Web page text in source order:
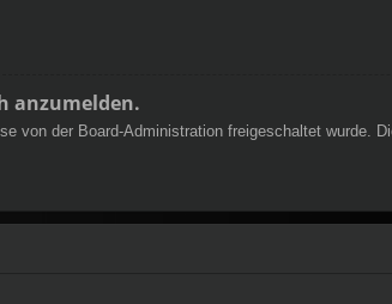
anzumelden.
von der Board-Administration freigeschaltet wurde.